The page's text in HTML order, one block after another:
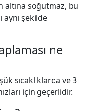
altına soğutmaz, bu
aynı şekilde
ne
sıcaklıklarda ve 3
için geçerlidir.